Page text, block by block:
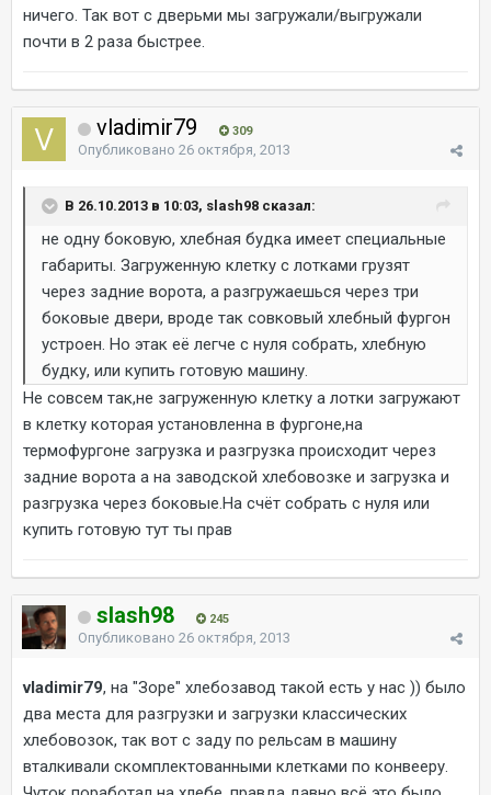
ничего. Так вот с дверьми мы загружали/выгружали
почти в 2 раза быстрее.
vladimir79 309
Опубликовано 26 октября, 2013
В 26.10.2013 в 10:03, slash98 сказал:
не одну боковую, хлебная будка имеет специальные
габариты. Загруженную клетку с лотками грузят
через задние ворота, а разгружаешься через три
боковые двери, вроде так совковый хлебный фургон
устроен. Но этак её легче с нуля собрать, хлебную
будку, или купить готовую машину.
Не совсем так,не загруженную клетку а лотки загружают
в клетку которая установленна в фургоне,на
термофургоне загрузка и разгрузка происходит через
задние ворота а на заводской хлебовозке и загрузка и
разгрузка через боковые.На счёт собрать с нуля или
купить готовую тут ты прав
slash98 245
Опубликовано 26 октября, 2013
vladimir79, на "Зоре" хлебозавод такой есть у нас )) было
два места для разгрузки и загрузки классических
хлебовозок, так вот с заду по рельсам в машину
вталкивали скомплектованными клетками по конвееру.